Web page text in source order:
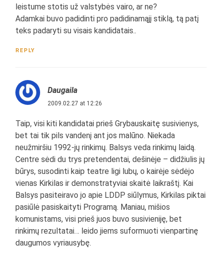
leistume stotis už valstybės vairo, ar ne?
Adamkai buvo padidinti pro padidinamąjį stiklą, tą patį
teks padaryti su visais kandidatais..
REPLY
Daugaila
2009.02.27 at 12:26
Taip, visi kiti kandidatai prieš Grybauskaitę susivienys,
bet tai tik pils vandenį ant jos malūno. Niekada
neužmiršiu 1992-jų rinkimų. Balsys veda rinkimų laidą.
Centre sėdi du trys pretendentai, dešinėje – didžiulis jų
būrys, susodinti kaip teatre ligi lubų, o kairėje sėdėjo
vienas Kirkilas ir demonstratyviai skaitė laikraštį. Kai
Balsys pasiteiravo jo apie LDDP siūlymus, Kirkilas piktai
pasiūlė pasiskaityti Programą. Maniau, mišios
komunistams, visi prieš juos buvo susivieniję, bet
rinkimų rezultatai… leido jiems suformuoti vienpartinę
daugumos vyriausybę.